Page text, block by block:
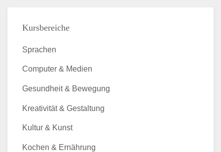
Kursbereiche
Sprachen
Computer & Medien
Gesundheit & Bewegung
Kreativität & Gestaltung
Kultur & Kunst
Kochen & Ernährung